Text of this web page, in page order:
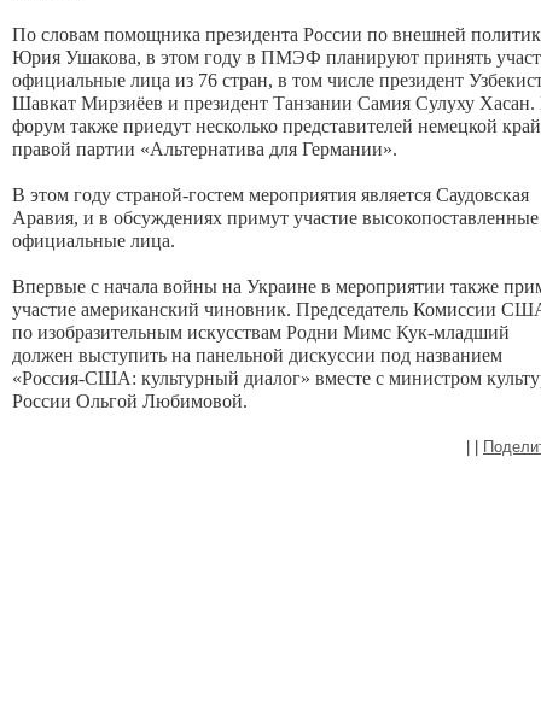
По словам помощника президента России по внешней
Юрия Ушакова, в этом году в ПМЭФ планируют принять
официальные лица из 76 стран, в том числе президент
Шавкат Мирзиёев и президент Танзании Самия Сулуху
форум также приедут несколько представителей немецкой
правой партии «Альтернатива для Германии».
В этом году страной-гостем мероприятия является Саудовская
Аравия, и в обсуждениях примут участие высокопоставленные
официальные лица.
Впервые с начала войны на Украине в мероприятии также
участие американский чиновник. Председатель Комиссии
по изобразительным искусствам Родни Мимс Кук-младший
должен выступить на панельной дискуссии под названием
«Россия-США: культурный диалог» вместе с министром
России Ольгой Любимовой.